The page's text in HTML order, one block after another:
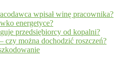
wpisał winę pracownika?
energetyce?
przedsiębiorcy od kopalni?
czy można dochodzić roszczeń?